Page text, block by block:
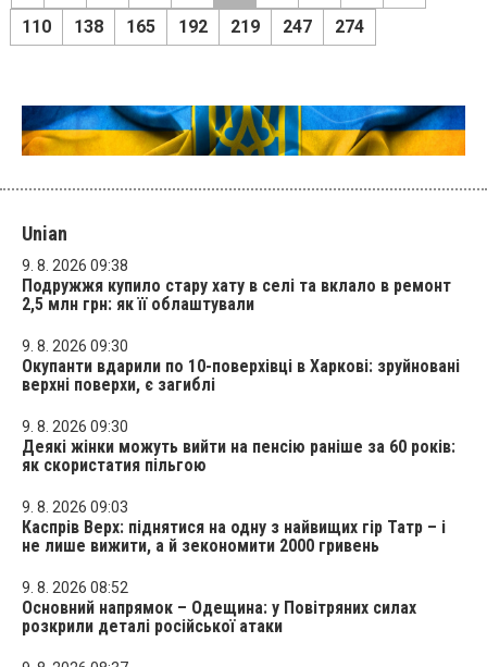
110
138 165 192 219 247 274
Unian
9. 8. 2026 09:38
Подружжя купило стару хату в селі та вклало в ремонт
2,5 млн грн: як її облаштували
9. 8. 2026 09:30
Окупанти вдарили по 10-поверхівці в Харкові: зруйновані
верхні поверхи, є загиблі
9. 8. 2026 09:30
Деякі жінки можуть вийти на пенсію раніше за 60 років:
як скористатия пільгою
9. 8. 2026 09:03
Каспрів Верх: піднятися на одну з найвищих гір Татр – і
не лише вижити, а й зекономити 2000 гривень
9. 8. 2026 08:52
Основний напрямок – Одещина: у Повітряних силах
розкрили деталі російської атаки